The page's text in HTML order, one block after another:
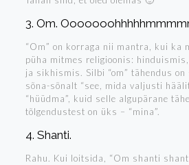
3. Om.
“Om” on korraga nii mantra, kui ka
püha mitmes religioonis:
ja sikhismis. Silbi “om” tähendus
sõna-sõnalt “see, mida valjusti
“hüüdma”, kuid selle algupärane
tõlgendustest on üks – “mina”.
4. Shanti.
Rahu. Kui loitsida, “Om shanti